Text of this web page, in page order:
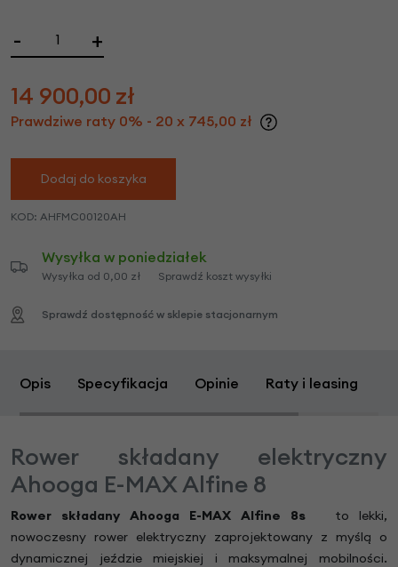
- +
14 900,00 zł
Prawdziwe raty 0% - 20 x 745,00 zł
Dodaj do koszyka
KOD: AHFMC00120AH
Wysyłka w poniedziałek
Wysyłka od 0,00 zł Sprawdź koszt wysyłki
Sprawdź dostępność w sklepie stacjonarnym
Opis Specyfikacja Opinie Raty i leasing
Rower składany elektryczny
Ahooga E-MAX Alfine 8
Rower składany Ahooga E-MAX Alfine 8s
to lekki,
nowoczesny rower elektryczny zaprojektowany z myślą o
dynamicznej jeździe miejskiej i maksymalnej mobilności.